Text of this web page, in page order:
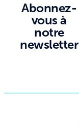
Abonnez-
vous à
notre
newsletter